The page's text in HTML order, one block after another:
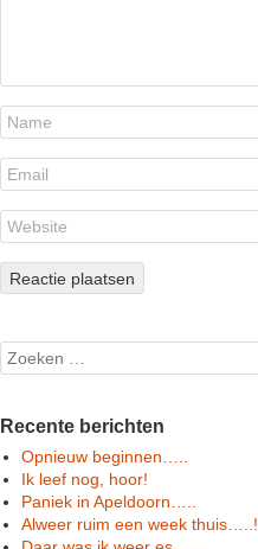
Search
Recente berichten
Opnieuw beginnen…..
Ik leef nog, hoor!
Paniek in Apeldoorn…..
Alweer ruim een week thuis…..!